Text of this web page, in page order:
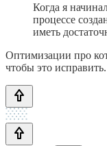
Когда я
процессе
иметь
Оптимизации про
чтобы это исправить.